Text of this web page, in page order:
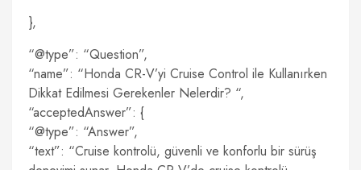
},
“@type”: “Question”,
“name”: “Honda CR-V’yi Cruise Control ile Kullanırken
Dikkat Edilmesi Gerekenler Nelerdir? “,
“acceptedAnswer”: {
“@type”: “Answer”,
“text”: “Cruise kontrolü, güvenli ve konforlu bir sürüş